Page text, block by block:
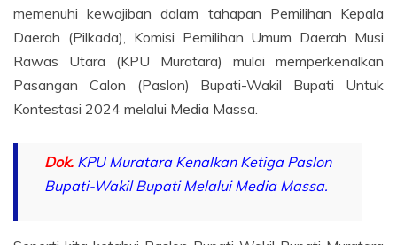
memenuhi kewajiban dalam tahapan Pemilihan Kepala
Daerah (Pilkada), Komisi Pemilihan Umum Daerah Musi
Rawas Utara (KPU Muratara) mulai memperkenalkan
Pasangan Calon (Paslon) Bupati-Wakil Bupati Untuk
Kontestasi 2024 melalui Media Massa.
Dok. KPU Muratara Kenalkan Ketiga Paslon
Bupati-Wakil Bupati Melalui Media Massa.